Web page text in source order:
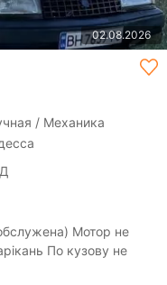
02.08.2026
/ Механика
Мотор не
По кузову не